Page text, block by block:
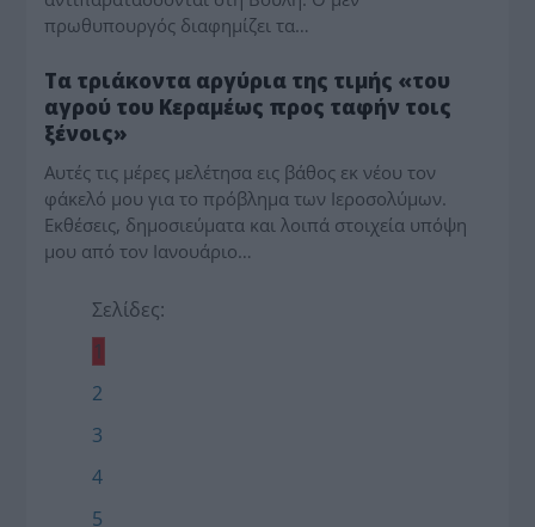
πρωθυπουργός διαφημίζει τα…
Τα τριάκοντα αργύρια της τιμής «του
αγρού του Κεραμέως προς ταφήν τοις
ξένοις»
Αυτές τις μέρες μελέτησα εις βάθος εκ νέου τον
φάκελό μου για το πρόβλημα των Ιεροσολύμων.
Εκθέσεις, δημοσιεύματα και λοιπά στοιχεία υπόψη
μου από τον Ιανουάριο…
Σελίδες:
1
2
3
4
5